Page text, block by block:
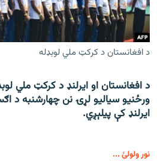
د افغانستان د کرکټ ملي لوبډله
د افغانستان او ایرلنډ د کرکټ ملي
ایرلنډ کې پیلېږي.
نور ولولئ ...